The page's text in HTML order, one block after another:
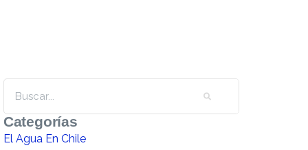
Categorías
El Agua En Chile